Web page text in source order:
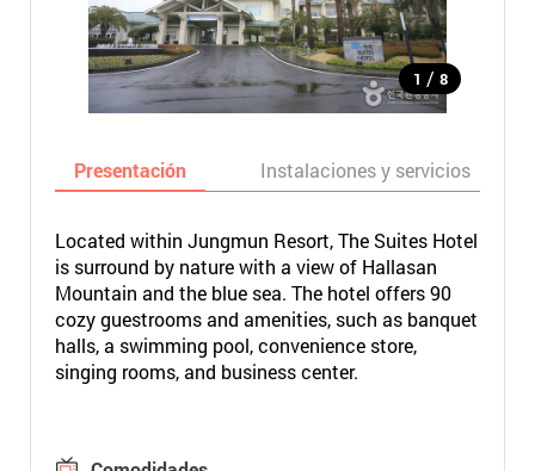
1 / 8
Presentación Instalaciones y servicios
Located within Jungmun Resort, The Suites Hotel
is surround by nature with a view of Hallasan
Mountain and the blue sea. The hotel offers 90
cozy guestrooms and amenities, such as banquet
halls, a swimming pool, convenience store,
singing rooms, and business center.